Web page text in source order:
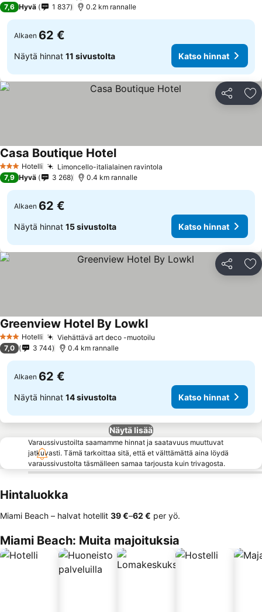
7,6 Hyvä 1 837 0.2 km rannalle
Alkaen 62 €
Näytä hinnat 11 sivustolta Katso hinnat
Jaa
3 Tähtiluokitus
Hotelli Limoncello-italialainen ravintola
Casa Boutique HotelKatso hinnat
7,9 Hyvä 3 268 0.4 km rannalle
Alkaen 62 €
Näytä hinnat 15 sivustolta Katso hinnat
Jaa
3 Tähtiluokitus
Hotelli Viehättävä art deco -muotoilu
Greenview Hotel By LowklKatso hinnat
7,0 3 744 0.4 km rannalle
Alkaen 62 €
Näytä hinnat 14 sivustolta Katso hinnat
Näytä lisää
Varaussivustoilta saamamme hinnat ja saatavuus muuttuvat
jatkuvasti. Tämä tarkoittaa sitä, että et välttämättä aina löydä
varaussivustolta täsmälleen samaa tarjousta kuin trivagosta.
Hintaluokka
Miami Beach – halvat hotellit ‎39 €–‎62 € per yö.
Miami Beach: Muita majoituksia